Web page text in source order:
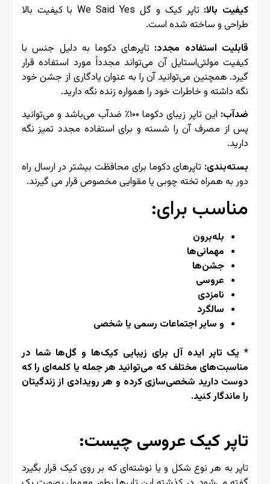
کیفیت بالا:
تاپر کیک و گل We Said Yes با کیفیت بالا
طراحی و ساخته شده است.
قابلیت استفاده مجدد: تاپرهای دکوما به دلیل جنس با
کیفیت مولتی‌استایل آن می‌تواند مجدداً مورد استفاده قرار
گیرد. همچنین می‌توانید آن را به عنوان یادگاری از جشن خود
نگه داشته و خاطرات خود را همواره زنده نگه دارید.
ضد‌آب:
این تاپر زیبای دکوما ۱۰۰٪ ضد‌آب می‌باشد و می‌توانید
پس از مصرف آن را شسته و برای استفاده مجدد تمیز نگه
دارید.
بسته‌بندی: تاپرهای دکوما برای محافظت بیشتر در ارسال راه
دور به همراه تخته چوبی یا مقوایی مخصوص قرار می گیرند.
مناسب برای:
بله‌برون
مهمانی‌ها
جشن‌ها
عروسی
نامزدی
سالگرد
و سایر اجتماعات رسمی یا شخصی
* یک تاپر ایده آل برای زیبایی کیک‌ها و گل‌ها شما در
مناسبت‌های مختلف که می‌توانید هر جمله یا کلمه‌ای را که
دوست دارید شخصی‌سازی کرده و هر رویدادی از زندگیتان
را ماندگار کنید.
تاپر کیک عروسی چیست:
تاپر به هر نوع شکل و یا نوشته‌ای که بر روی کیک قرار بگیرد